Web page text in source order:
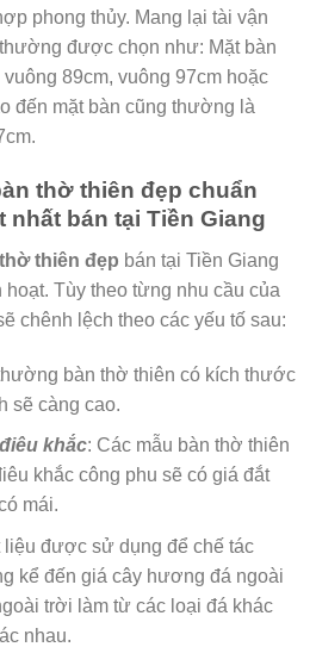
phong thủy. Mang lại tài vận
được chọn như: Mặt bàn
89cm, vuông 97cm hoặc
đến mặt bàn cũng thường là
thờ thiên đẹp chuẩn
nhất bán tại Tiền Giang
thiên đẹp bán tại Tiền Giang
Tùy theo từng nhu cầu của
chênh lệch theo các yếu tố sau:
bàn thờ thiên có kích thước
sẽ càng cao.
khắc: Các mẫu bàn thờ thiên
khắc công phu sẽ có giá đắt
mái.
liệu được sử dụng để chế tác
kể đến giá cây hương đá ngoài
trời làm từ các loại đá khác
nhau.